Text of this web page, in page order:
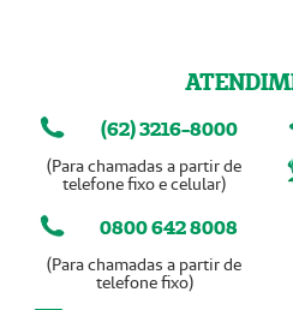
(62) 3216-8000
(Para chamadas a partir de
telefone fixo e celular)
0800 642 8008
(Para chamadas a partir de
telefone fixo)